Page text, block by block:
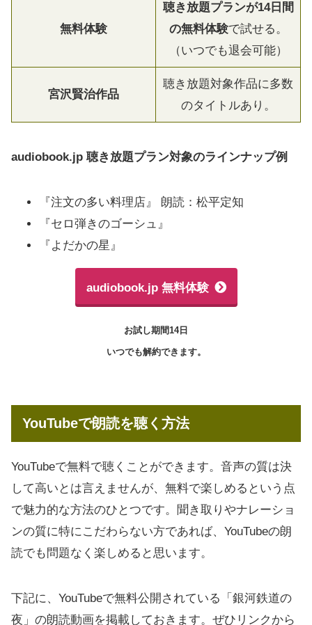
無料体験
聴き放題プランが14日間
の無料体験で試せる。
（いつでも退会可能）
宮沢賢治作品
聴き放題対象作品に多数
のタイトルあり。
audiobook.jp 聴き放題プラン対象のラインナップ例
『注文の多い料理店』 朗読：松平定知
『セロ弾きのゴーシュ』
『よだかの星』
audiobook.jp 無料体験
お試し期間14日
いつでも解約できます。
YouTubeで朗読を聴く方法
YouTubeで無料で聴くことができます。音声の質は決
して高いとは言えませんが、無料で楽しめるという点
で魅力的な方法のひとつです。聞き取りやナレーショ
ンの質に特にこだわらない方であれば、YouTubeの朗
読でも問題なく楽しめると思います。
下記に、YouTubeで無料公開されている「銀河鉄道の
夜」の朗読動画を掲載しておきます。ぜひリンクから